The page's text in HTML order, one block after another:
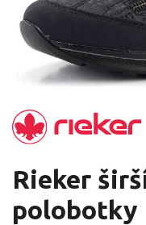
Rieker
polobotky